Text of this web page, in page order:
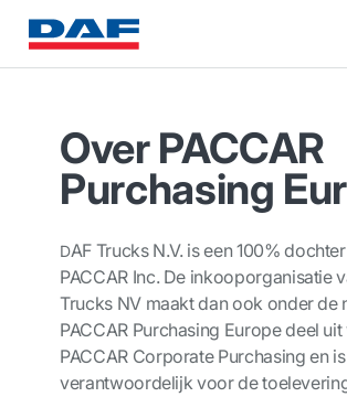
Over PACCAR
Purchasing
DAF Trucks N.V. is een 100%
PACCAR Inc. De inkooporganisatie
Trucks NV maakt dan ook onder de
PACCAR Purchasing Europe deel uit
PACCAR Corporate Purchasing en is
verantwoordelijk voor de